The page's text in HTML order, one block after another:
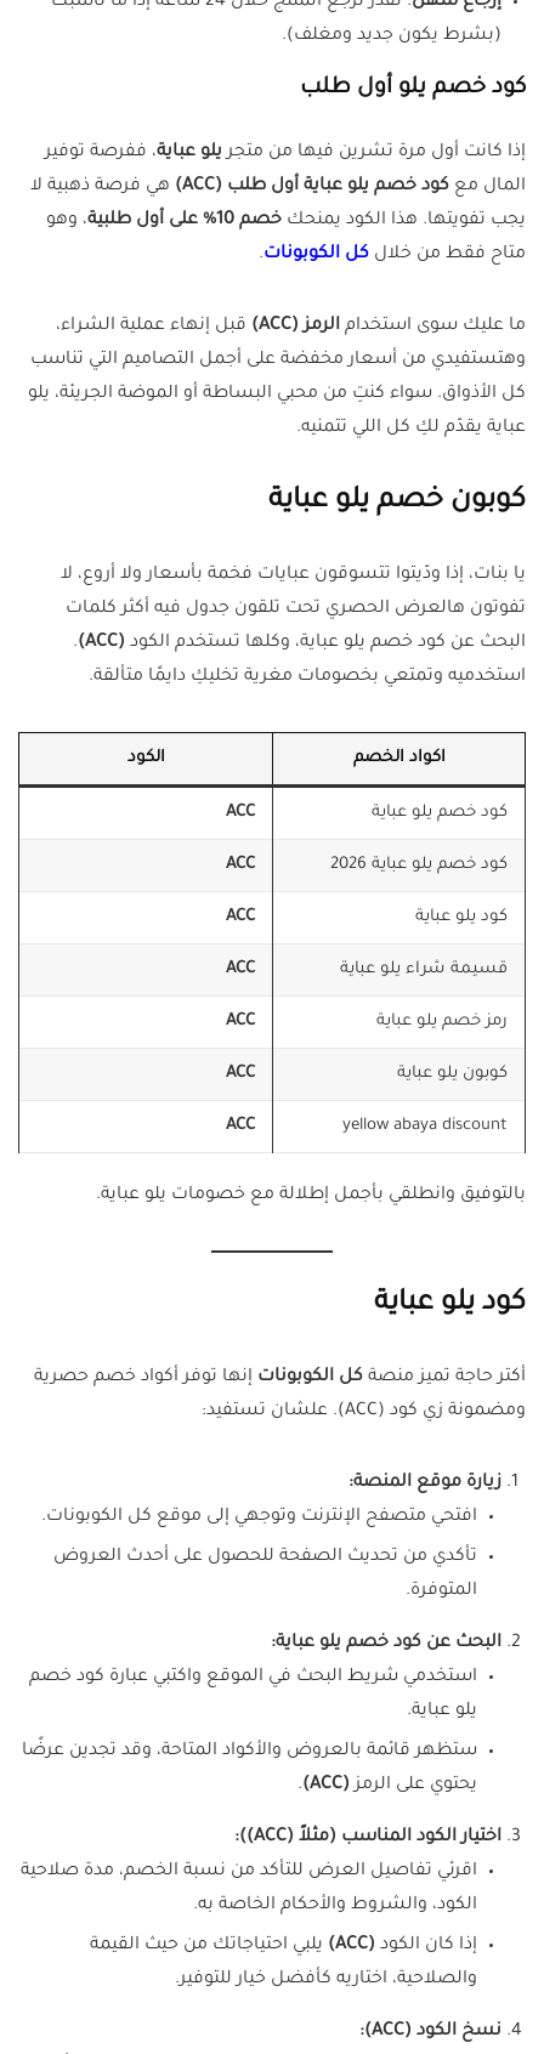
(بشرط يكون جديد ومغلف).
كود خصم يلو أول طلب
إذا كانت أول مرة تشرين فيها من متجريلو عباية، ففرصة توفير
المال مع كود خصم يلو عباية أول طلب (ACC)
هي فرصة ذهبية لا
يجب تفويتها. هذا الكود يمنحك خصم 10% على أول طلبية
، وهو
متاح فقط من خلال كل الكوبونات.
ما عليك سوى استخدام الرمز(ACC)
قبل إنهاء عملية الشراء،
وهتستفيدي من أسعار مخفضة على أجمل التصاميم التي تناسب
كل الأذواق. سواء كنتِ من محبي البساطة أو الموضة الجريئة، يلو
عباية يقدّم لكِ كل اللي تتمنيه.
كوبون خصم يلو عباية
يا بنات، إذا ودّيتوا تتسوقون عبايات فخمة بأسعار ولا أروع، لا
تفوتون هالعرض الحصري تحت تلقون جدول فيه أكثر كلمات
البحث عن كود خصم يلو عباية، وكلها تستخدم الكود (ACC)
.
استخدميه وتمتعي بخصومات مغرية تخليكِ دايمًا متألقة.
اكواد الخصم الكود
كود خصم يلو عباية ACC
كود خصم يلو عباية 2026 ACC
كود يلو عباية ACC
قسيمة شراء يلو عباية ACC
رمز خصم يلو عباية ACC
كوبون يلو عباية ACC
yellow abaya discount
ACC
بالتوفيق وانطلقي بأجمل إطلالة مع خصومات يلو عباية.
كود يلو عباية
أكتر حاجة تميز منصة كل الكوبونات إنها توفر أكواد خصم حصرية
ومضمونة زي كود (ACC). علشان تستفيد:
زيارة موقع المنصة:
افتحي متصفح الإنترنت وتوجهي إلى موقع كل الكوبونات.
تأكدي من تحديث الصفحة للحصول على أحدث العروض
المتوفرة.
البحث عن كود خصم يلو عباية:
استخدمي شريط البحث في الموقع واكتبي عبارة كود خصم
يلو عباية.
ستظهر قائمة بالعروض والأكواد المتاحة، وقد تجدين عرضًا
يحتوي على الرمز(ACC)
.
اختيار الكود المناسب (مثلاً (ACC)):
اقرئي تفاصيل العرض للتأكد من نسبة الخصم، مدة صلاحية
الكود، والشروط والأحكام الخاصة به.
إذا كان الكود (ACC)
يلبي احتياجاتك من حيث القيمة
والصلاحية، اختاريه كأفضل خيار للتوفير.
نسخ الكود (ACC):